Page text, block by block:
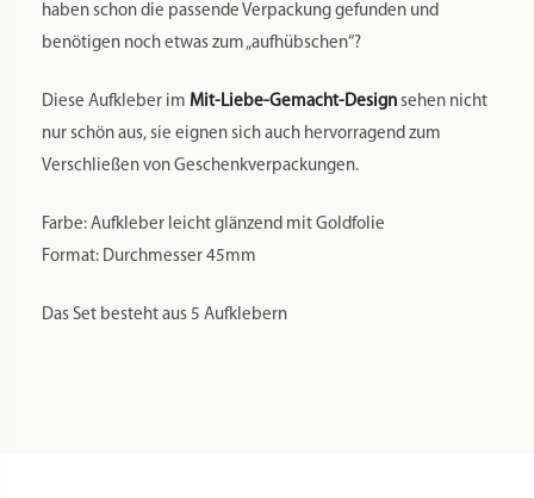
haben schon die passende Verpackung gefunden und
benötigen noch etwas zum „aufhübschen“?
Diese Aufkleber im Mit-Liebe-Gemacht-Design sehen nicht
nur schön aus, sie eignen sich auch hervorragend zum
Verschließen von Geschenkverpackungen.
Farbe: Aufkleber leicht glänzend mit Goldfolie
Format: Durchmesser 45mm
Das Set besteht aus 5 Aufklebern